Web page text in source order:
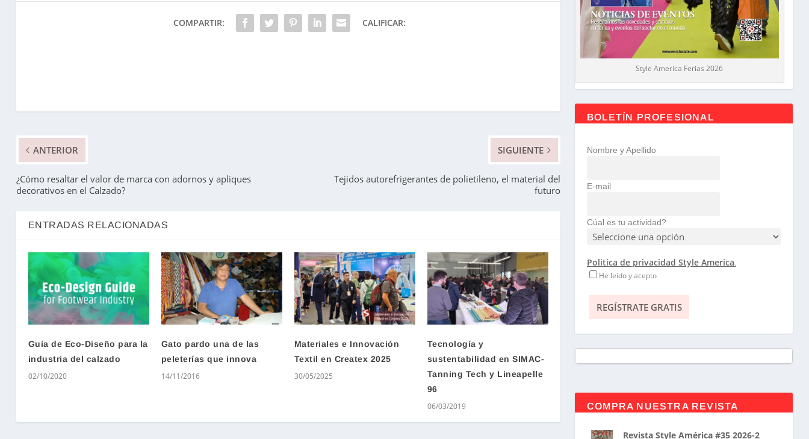
COMPARTIR: CALIFICAR:
ANTERIOR
¿Cómo resaltar el valor de marca con adornos y apliques
decorativos en el Calzado?
SIGUIENTE
Tejidos autorefrigerantes de polietileno, el material del
futuro
ENTRADAS RELACIONADAS
Guía de Eco-Diseño para la
industria del calzado
02/10/2020
Gato pardo una de las
peleterías que innova
14/11/2016
Materiales e Innovación
Textil en Createx 2025
30/05/2025
Tecnología y
sustentabilidad en SIMAC-
Tanning Tech y Lineapelle
96
06/03/2019
Style America Ferias 2026
BOLETÍN PROFESIONAL
Nombre y Apellido
E-mail
Cúal es tu actividad?
Politica de privacidad Style America.
He leído y acepto
COMPRA NUESTRA REVISTA
Revista Style América #35 2026-2